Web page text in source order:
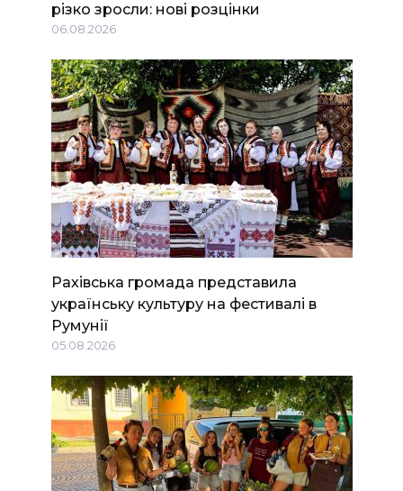
різко зросли: нові розцінки
06.08.2026
Рахівська громада представила
українську культуру на фестивалі в
Румунії
05.08.2026